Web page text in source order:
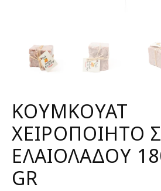
ΚΟΥΜΚΟΥΑΤ
ΧΕΙΡΟΠΟΙΗΤΟ
ΕΛΑΙΟΛΑΔΟΥ
GR